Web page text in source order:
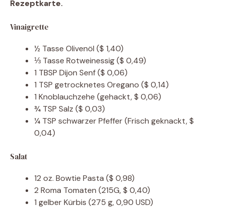
Rezeptkarte.
Vinaigrette
½ Tasse Olivenöl ($ 1,40)
⅓ Tasse Rotweinessig($ 0,49)
1 TBSP Dijon Senf($ 0,06)
1 TSP getrocknetes Oregano ($ 0,14)
1 Knoblauchzehe (gehackt, $ 0,06)
¾ TSP Salz ($ 0,03)
¼ TSP schwarzer Pfeffer(Frisch geknackt, $
0,04)
Salat
12 oz. Bowtie Pasta ($ 0,98)
2 Roma Tomaten (215G, $ 0,40)
1 gelber Kürbis (275 g, 0,90 USD)